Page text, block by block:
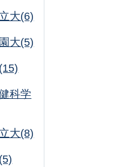
大(6)
大(5)
科学
大(8)